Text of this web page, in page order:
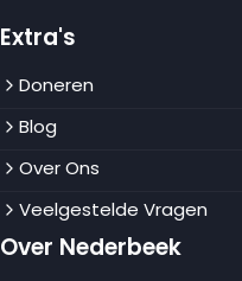
Extra's
Doneren
Blog
Over Ons
Veelgestelde Vragen
Over Nederbeek